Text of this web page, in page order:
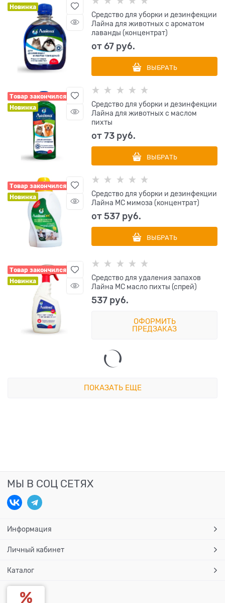
Новинка
Средство для уборки и дезинфекции
Лайна для животных с ароматом
лаванды (концентрат)
от67 руб.
ВЫБРАТЬ
Товар закончился
Новинка
Средство для уборки и дезинфекции
Лайна для животных с маслом
пихты
от73 руб.
ВЫБРАТЬ
Товар закончился
Новинка
Средство для уборки и дезинфекции
Лайна МС мимоза (концентрат)
от537 руб.
ВЫБРАТЬ
Товар закончился
Новинка
Средство для удаления запахов
Лайна МС масло пихты (спрей)
537 руб.
ОФОРМИТЬ
ПРЕДЗАКАЗ
ПОКАЗАТЬ ЕЩЕ
МЫ В СОЦ СЕТЯХ
Информация
Личный кабинет
Каталог